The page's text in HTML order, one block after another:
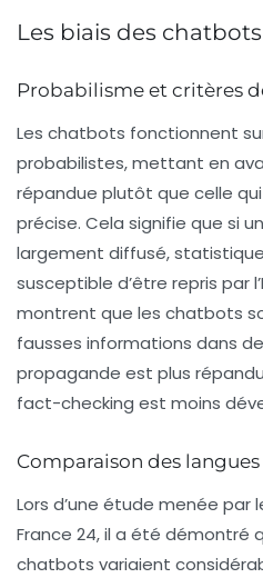
Les biais des chatbots
Probabilisme et critères
Les chatbots fonctionnent
probabilistes, mettant en
répandue plutôt que celle
précise. Cela signifie que si
largement diffusé,
susceptible d’être repris par
montrent que les chatbots
fausses informations dans
propagande est plus
fact-checking est moins
Comparaison des langues
Lors d’une étude menée par
France 24, il a été démontré
chatbots variaient